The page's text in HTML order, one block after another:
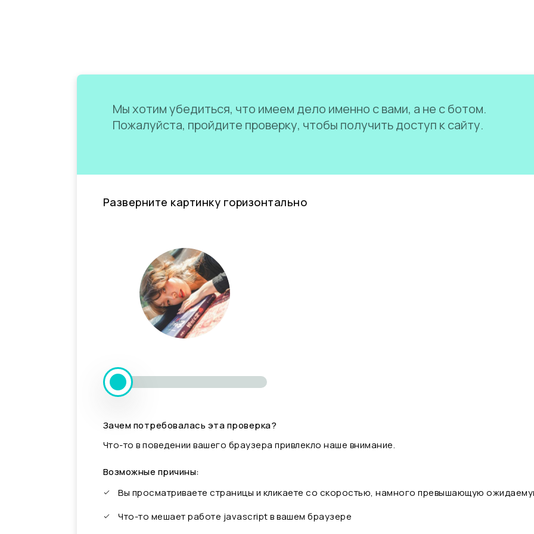
Мы хотим убедиться, что имеем дело именно с вами, а не с ботом.
Пожалуйста, пройдите проверку, чтобы получить доступ к сайту.
Разверните картинку горизонтально
Зачем потребовалась эта проверка?
Что-то в поведении вашего браузера привлекло наше внимание.
Возможные причины:
Вы просматриваете страницы и кликаете со скоростью, намного превышающую
Что-то мешает работе javascript в вашем браузере